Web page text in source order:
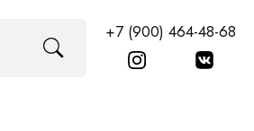
+7 (900) 464-48-68